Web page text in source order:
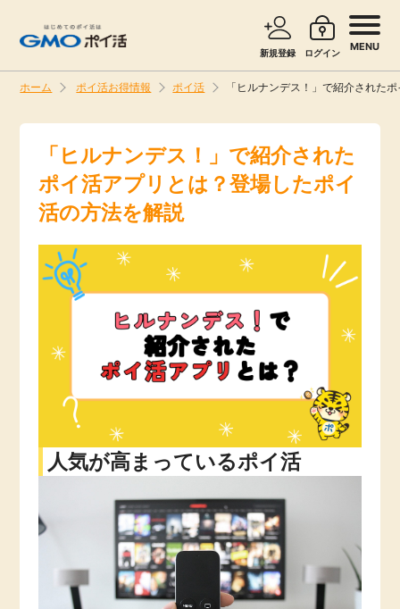
新規登録 ログイン MENU
ホーム ポイ活お得情報 ポイ活 「ヒルナンデス！」で紹介された
お知らせ
新着
高還元
無料
即日還元
アンケート
ゲーム
サービスで探す ショッピングで探す
旅行・レンタカー
エンタメ
クレジットカード
暮らし
引っ越し
買取・査定
進学・教育
「ヒルナンデス！」で紹介された
ポイ活アプリとは？登場したポイ
活の方法を解説
人気が高まっているポイ活